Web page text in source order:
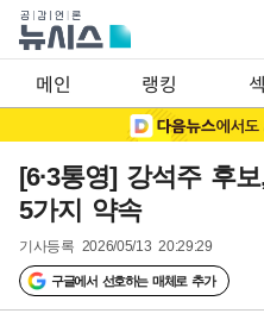
메인 랭킹
[6·3통영] 강석주 후보
5가지 약속
기사등록 2026/05/13 20:29:29
구글에서 선호하는 매체로 추가